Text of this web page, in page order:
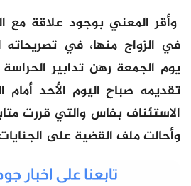
وأقر المعني بوجود علاقة مع
في الزواج منها، في
يوم الجمعة رهن تدابير
تقديمه صباح اليوم الأحد أمام
الاستئناف بفاس والتي قررت
وأحالت ملف القضية على الجنايات